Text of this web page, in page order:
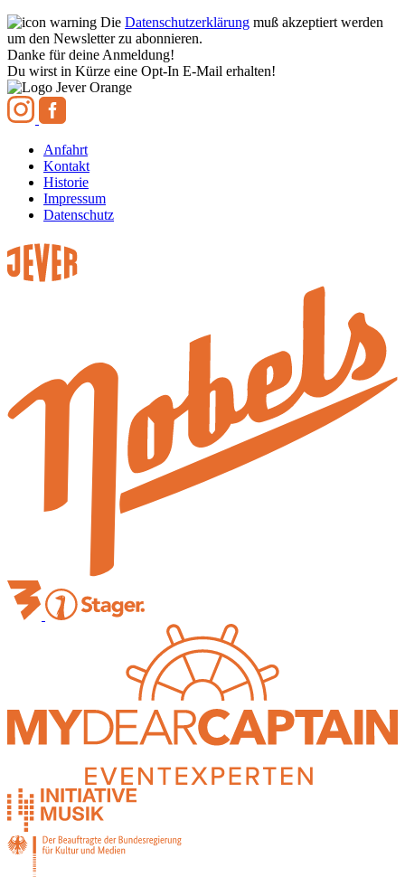
Die Datenschutzerklärung muß akzeptiert werden
um den Newsletter zu abonnieren.
Danke für deine Anmeldung!
Du wirst in Kürze eine Opt-In E-Mail erhalten!
Anfahrt
Kontakt
Historie
Impressum
Datenschutz